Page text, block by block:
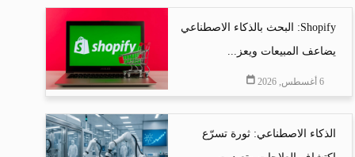
Shopify: البحث بالذكاء الاصطناعي
يضاعف المبيعات ويعز...
6 أغسطس, 2026
الذكاء الاصطناعي: ثورة تسرّع